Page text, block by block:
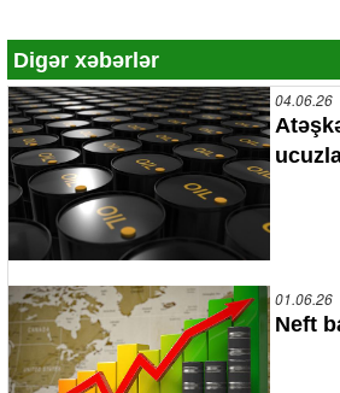
Digər xəbərlər
04.06.26
01.06.26
Neft